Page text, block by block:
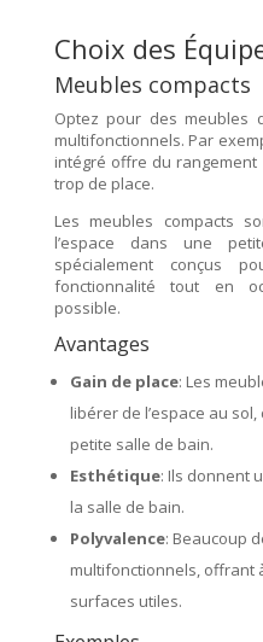
Choix des
Meubles compacts
Optez pour des meubles
multifonctionnels. Par
intégré offre du
trop de place.
Les meubles compacts
l’espace dans une
spécialement conçus
fonctionnalité tout en
possible.
Avantages
Gain de place: Les
libérer de l’espace au
petite salle de bain.
Esthétique: Ils donnent
la salle de bain.
Polyvalence: Beaucoup
multifonctionnels, offrant
surfaces utiles.